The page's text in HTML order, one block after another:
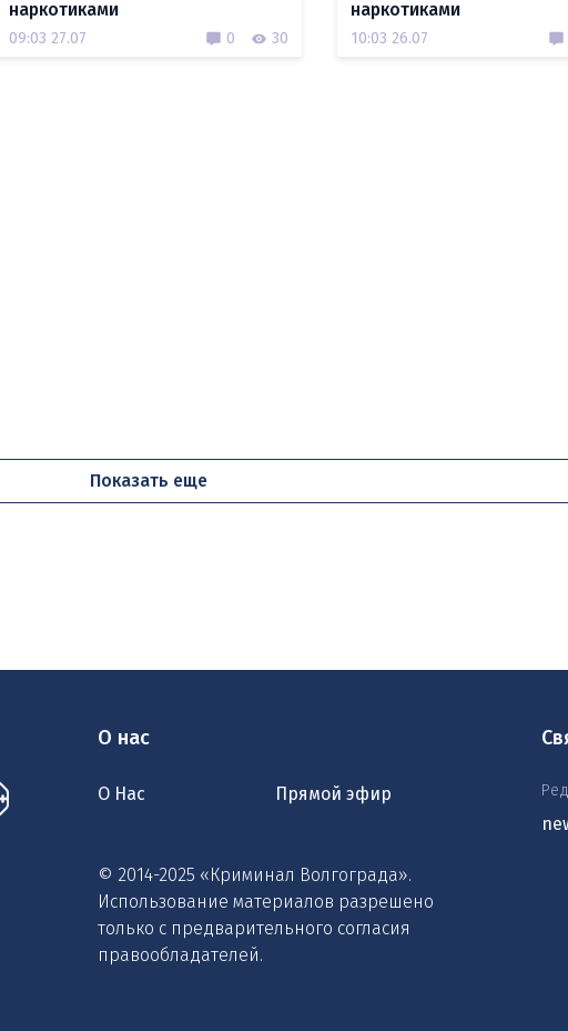
наркотиками
09:03 27.07 0 30
наркотиками
10:03 26.07
Показать еще
О нас
О Нас Прямой эфир
© 2014-2025 «Криминал Волгограда».
Использование материалов разрешено
только с предварительного согласия
правообладателей.